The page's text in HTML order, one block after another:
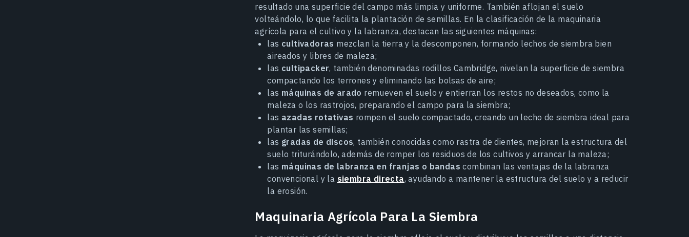
resultado una superficie del campo más limpia y uniforme. También aflojan el suelo
volteándolo, lo que facilita la plantación de semillas. En la clasificación de la maquinaria
agrícola para el cultivo y la labranza, destacan las siguientes máquinas:
las cultivadoras mezclan la tierra y la descomponen, formando lechos de siembra bien
aireados y libres de maleza;
las cultipacker, también denominadas rodillos Cambridge, nivelan la superficie de siembra
compactando los terrones y eliminando las bolsas de aire;
las máquinas de arado remueven el suelo y entierran los restos no deseados, como la
maleza o los rastrojos, preparando el campo para la siembra;
las azadas rotativas rompen el suelo compactado, creando un lecho de siembra ideal para
plantar las semillas;
las gradas de discos, también conocidas como rastra de dientes, mejoran la estructura del
suelo triturándolo, además de romper los residuos de los cultivos y arrancar la maleza;
las máquinas de labranza en franjas o bandas combinan las ventajas de la labranza
convencional y la siembra directa, ayudando a mantener la estructura del suelo y a reducir
la erosión.
Maquinaria Agrícola Para La Siembra